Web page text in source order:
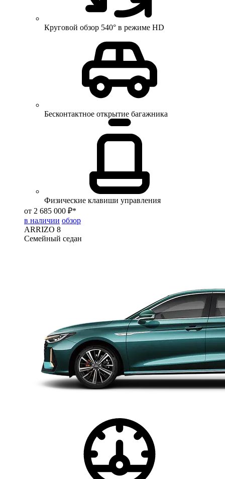
Круговой обзор 540° в режиме HD
Бесконтактное открытие багажника
Физические клавиши управления
от 2 685 000 ₽*
в наличии обзор
ARRIZO 8
Семейный седан